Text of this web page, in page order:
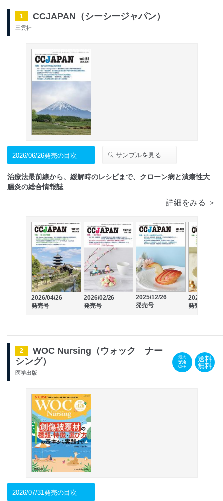
1 CCJAPAN（シーシージャパン）
三雲社
2026/06/26発売の目次 サンプルを見る
治療法最前線から、緩解時のレシピまで、クローン病と潰瘍性大
腸炎の総合情報誌
詳細をみる ＞
2026/04/26
発売号
2026/02/26
発売号
2025/12/26
発売号
2025/10/26
発売号
2
WOC Nursing（ウォック ナー
シング）
医学出版
最大
5%
OFF
送料
無料
2026/07/31発売の目次